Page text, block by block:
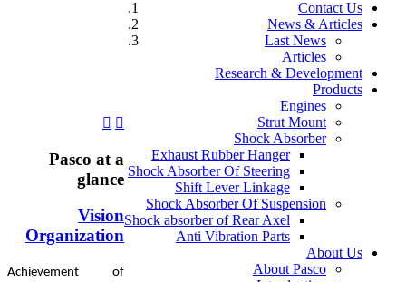
Research &
Exhaust Rubber Hanger
Shock Absorber Of Steering
Shift Lever Linkage
Shock Absorber Of
Shock absorber of Rear Axel
Anti Vibration Parts
Pasco at a
glance
Vision
Organization
Achievement of